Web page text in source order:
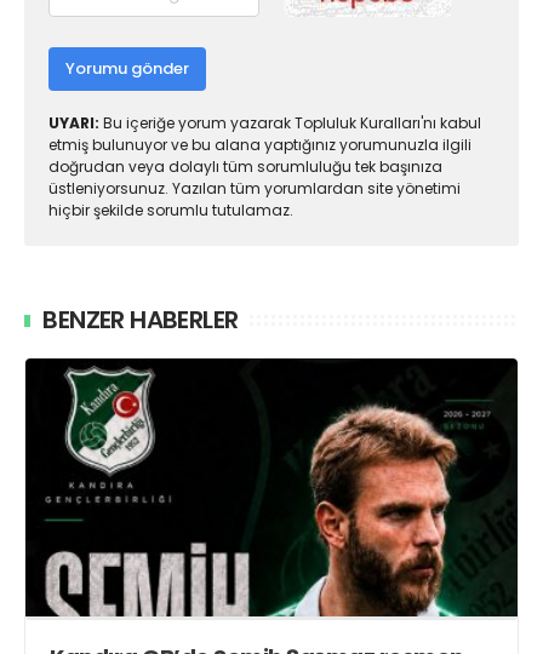
Yorumu gönder
UYARI: Bu içeriğe yorum yazarak Topluluk Kuralları'nı kabul
etmiş bulunuyor ve bu alana yaptığınız yorumunuzla ilgili
doğrudan veya dolaylı tüm sorumluluğu tek başınıza
üstleniyorsunuz. Yazılan tüm yorumlardan site yönetimi
hiçbir şekilde sorumlu tutulamaz.
BENZER HABERLER